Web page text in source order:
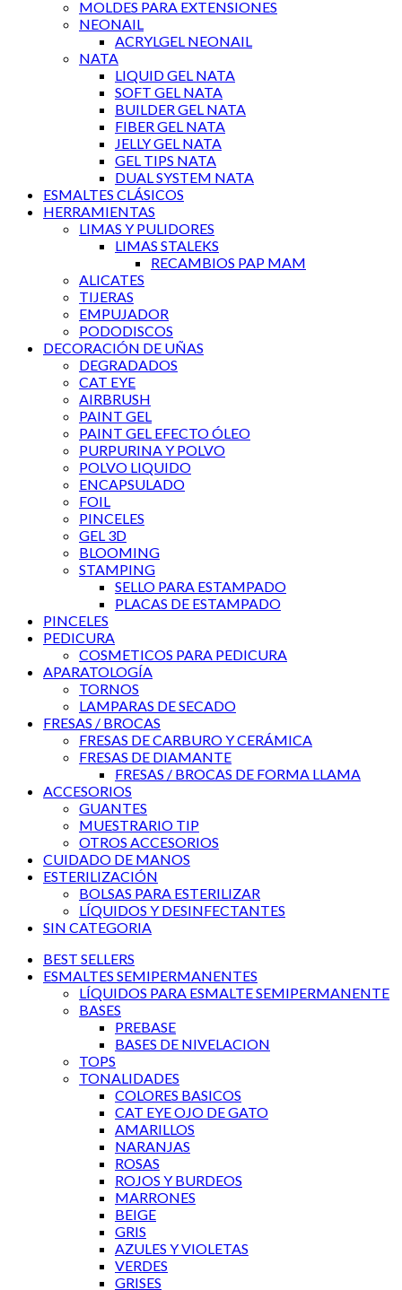
MOLDES PARA EXTENSIONES
NEONAIL
ACRYLGEL NEONAIL
NATA
LIQUID GEL NATA
SOFT GEL NATA
BUILDER GEL NATA
FIBER GEL NATA
JELLY GEL NATA
GEL TIPS NATA
DUAL SYSTEM NATA
ESMALTES CLÁSICOS
HERRAMIENTAS
LIMAS Y PULIDORES
LIMAS STALEKS
RECAMBIOS PAP MAM
ALICATES
TIJERAS
EMPUJADOR
PODODISCOS
DECORACIÓN DE UÑAS
DEGRADADOS
CAT EYE
AIRBRUSH
PAINT GEL
PAINT GEL EFECTO ÓLEO
PURPURINA Y POLVO
POLVO LIQUIDO
ENCAPSULADO
FOIL
PINCELES
GEL 3D
BLOOMING
STAMPING
SELLO PARA ESTAMPADO
PLACAS DE ESTAMPADO
PINCELES
PEDICURA
COSMETICOS PARA PEDICURA
APARATOLOGÍA
TORNOS
LAMPARAS DE SECADO
FRESAS / BROCAS
FRESAS DE CARBURO Y CERÁMICA
FRESAS DE DIAMANTE
FRESAS / BROCAS DE FORMA LLAMA
ACCESORIOS
GUANTES
MUESTRARIO TIP
OTROS ACCESORIOS
CUIDADO DE MANOS
ESTERILIZACIÓN
BOLSAS PARA ESTERILIZAR
LÍQUIDOS Y DESINFECTANTES
SIN CATEGORIA
BEST SELLERS
ESMALTES SEMIPERMANENTES
LÍQUIDOS PARA ESMALTE SEMIPERMANENTE
BASES
PREBASE
BASES DE NIVELACION
TOPS
TONALIDADES
COLORES BASICOS
CAT EYE OJO DE GATO
AMARILLOS
NARANJAS
ROSAS
ROJOS Y BURDEOS
MARRONES
BEIGE
GRIS
AZULES Y VIOLETAS
VERDES
GRISES